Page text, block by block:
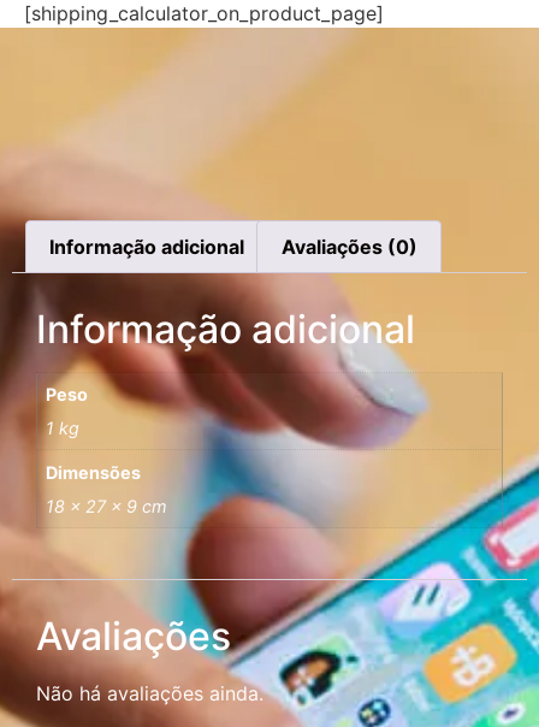
[shipping_calculator_on_product_page]
Informação adicional Avaliações (0)
Informação adicional
Peso
1 kg
Dimensões
18 × 27 × 9 cm
Avaliações
Não há avaliações ainda.